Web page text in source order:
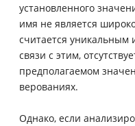
установленного
имя не является
считается
связи с этим,
предполагаемом
верованиях.
Однако, если